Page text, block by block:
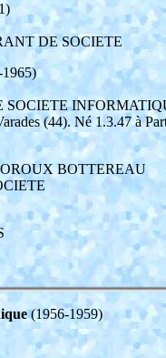
DE SOCIETE
SOCIETE
(44). Né 1.3.47 à
BOTTEREAU
(1956-1959)